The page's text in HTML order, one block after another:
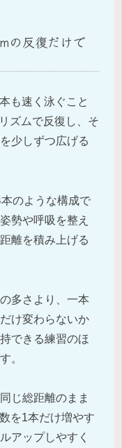
の反復だけで
も速く泳ぐこと
ズムで反復し、そ
少しずつ広げる
のような構成で
勢や呼吸を整え
離を積み上げる
多さより、一本
け変わらないか
できる練習のほ
。
じ総距離のまま
を1本だけ増やす
アップしやすく